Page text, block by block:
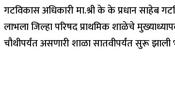
गटविकास अधिकारी मा.श्री के के प्रधान साहेब
लाभला जिल्हा परिषद प्राथमिक शाळेचे
चौथीपर्यंत असणारी शाळा सातवीपर्यंत सुरू